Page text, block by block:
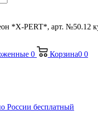
*X-PERT*, арт. №50.12
0 Корзина0 0
России бесплатный